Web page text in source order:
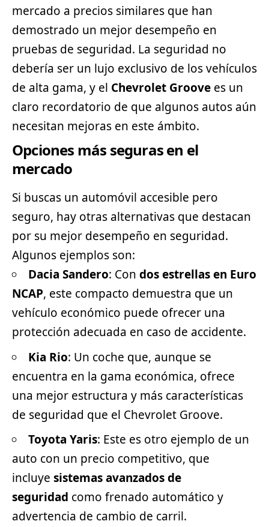
mercado a precios similares que han
demostrado un mejor desempeño en
pruebas de seguridad. La seguridad no
debería ser un lujo exclusivo de los vehículos
de alta gama, y el Chevrolet Groove es un
claro recordatorio de que algunos autos aún
necesitan mejoras en este ámbito.
Opciones más seguras en el
mercado
Si buscas un automóvil accesible pero
seguro, hay otras alternativas que destacan
por su mejor desempeño en seguridad.
Algunos ejemplos son:
Dacia Sandero: Con dos estrellas en Euro
NCAP, este compacto demuestra que un
vehículo económico puede ofrecer una
protección adecuada en caso de accidente.
Kia Rio: Un coche que, aunque se
encuentra en la gama económica, ofrece
una mejor estructura y más características
de seguridad que el Chevrolet Groove.
Toyota Yaris: Este es otro ejemplo de un
auto con un precio competitivo, que
incluye sistemas avanzados de
seguridad como frenado automático y
advertencia de cambio de carril.